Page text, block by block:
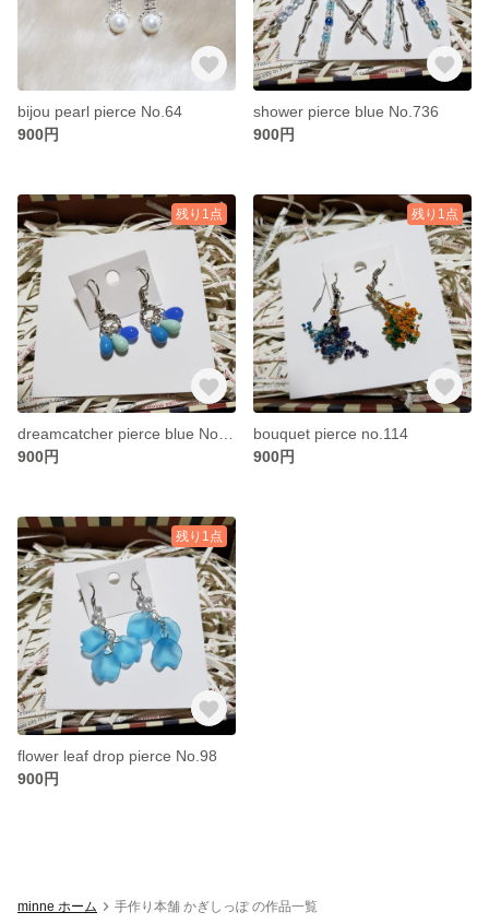
bijou pearl pierce No.64
900円
shower pierce blue No.736
900円
残り1点
900円
残り1点
bouquet pierce no.114
900円
残り1点
flower leaf drop pierce No.98
900円
minne ホーム 手作り本舗 かぎしっぽ の作品一覧